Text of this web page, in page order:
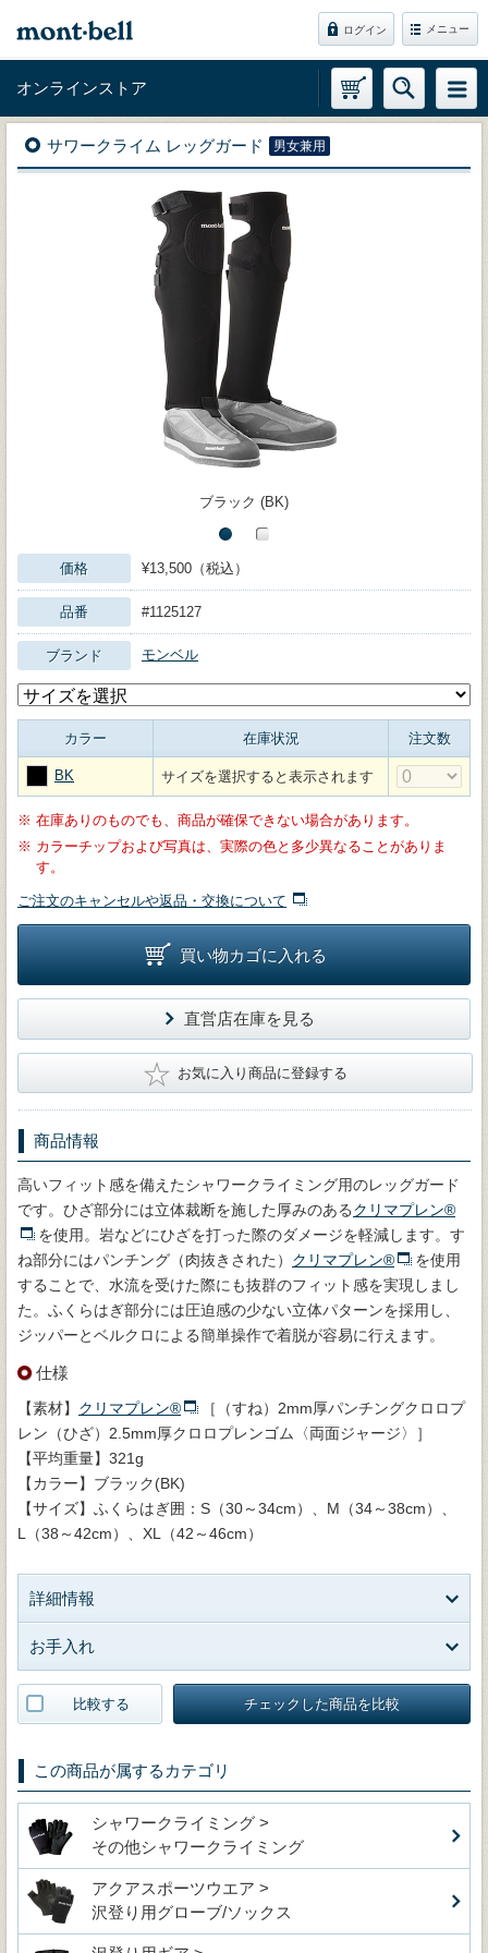
ログイン メニュー
オンラインストア
サワークライム レッグガード 男女兼用
ブラック (BK)
価格 ¥13,500（税込）
品番 #1125127
ブランド モンベル
カラー 在庫状況 注文数
BK サイズを選択すると表示されます
※ 在庫ありのものでも、商品が確保できない場合があります。
※ カラーチップおよび写真は、実際の色と多少異なることがありま
す。
ご注文のキャンセルや返品・交換について
買い物カゴに入れる
直営店在庫を見る
★ お気に入り商品に登録する
商品情報
高いフィット感を備えたシャワークライミング用のレッグガード
です。ひざ部分には立体裁断を施した厚みのあるクリマプレン®
を使用。岩などにひざを打った際のダメージを軽減します。す
ね部分にはパンチング（肉抜きされた） クリマプレン®
を使用
することで、水流を受けた際にも抜群のフィット感を実現しまし
た。ふくらはぎ部分には圧迫感の少ない立体パターンを採用し、
ジッパーとベルクロによる簡単操作で着脱が容易に行えます。
仕様
【素材】 クリマプレン®
［（すね）2mm厚パンチングクロロプ
レン（ひざ）2.5mm厚クロロプレンゴム〈両面ジャージ〉］
【平均重量】321g
【カラー】ブラック(BK)
【サイズ】ふくらはぎ囲：S（30～34cm）、M（34～38cm）、
L（38～42cm）、XL（42～46cm）
詳細情報
お手入れ
比較する チェックした商品を比較
この商品が属するカテゴリ
シャワークライミング >
その他シャワークライミング
アクアスポーツウエア >
沢登り用グローブ/ソックス